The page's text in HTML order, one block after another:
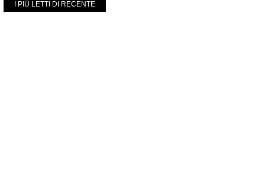
I PIÙ LETTI DI RECENTE